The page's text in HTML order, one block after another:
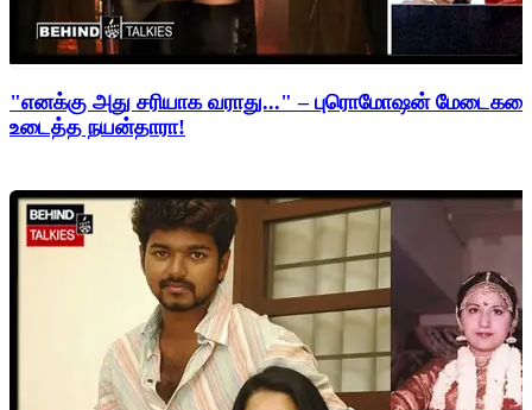
"எனக்கு அது சரியாக வராது..." – புரொமோஷன்
உடைத்த நயன்தாரா!